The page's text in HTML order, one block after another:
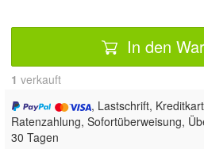
In den
1 verkauft
, Lastschrift,
Ratenzahlung, Sofortüberweisung,
30 Tagen